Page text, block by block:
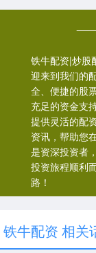
铁牛配资|炒股
迎来到我们的
全、便捷的股
充足的资金支
提供灵活的配
资讯，帮助您
是资深投资者
投资旅程顺利
路！
铁牛配资 相关